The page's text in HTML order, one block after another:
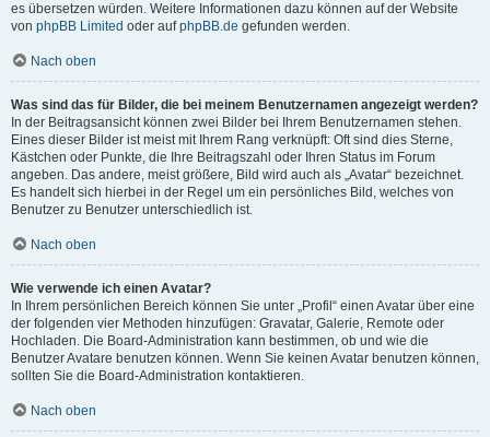
es übersetzen würden. Weitere Informationen dazu können auf der Website
von phpBB Limited oder aufphpBB.de gefunden werden.
Nach oben
Was sind das für Bilder, die bei meinem Benutzernamen angezeigt werden?
In der Beitragsansicht können zwei Bilder bei Ihrem Benutzernamen stehen.
Eines dieser Bilder ist meist mit Ihrem Rang verknüpft: Oft sind dies Sterne,
Kästchen oder Punkte, die Ihre Beitragszahl oder Ihren Status im Forum
angeben. Das andere, meist größere, Bild wird auch als „Avatar“ bezeichnet.
Es handelt sich hierbei in der Regel um ein persönliches Bild, welches von
Benutzer zu Benutzer unterschiedlich ist.
Nach oben
Wie verwende ich einen Avatar?
In Ihrem persönlichen Bereich können Sie unter „Profil“ einen Avatar über eine
der folgenden vier Methoden hinzufügen: Gravatar, Galerie, Remote oder
Hochladen. Die Board-Administration kann bestimmen, ob und wie die
Benutzer Avatare benutzen können. Wenn Sie keinen Avatar benutzen können,
sollten Sie die Board-Administration kontaktieren.
Nach oben